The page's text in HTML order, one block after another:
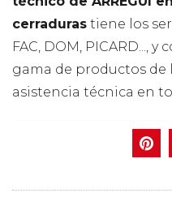
cerraduras tiene los
FAC, DOM, PICARD...,
gama de productos de
asistencia técnica en